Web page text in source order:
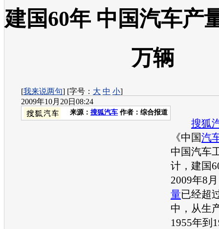
建国60年 中国汽车产
万辆
[我来说两句] [字号： 大 中 小]
2009年10月20日08:24
来源： 搜狐汽车 作者：综合报道
搜狐
《中国汽
中国汽车
计，建国
2009年8
量已经超
中，从生
1955年到